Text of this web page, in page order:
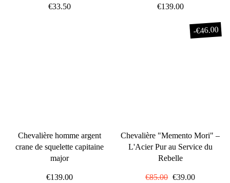
€33.50 €139.00
Chevalière homme argent
crane de squelette capitaine
major
€139.00
-€46.00
Chevalière "Memento Mori" –
L'Acier Pur au Service du
Rebelle
Prix
€85.00 Prix
€39.00